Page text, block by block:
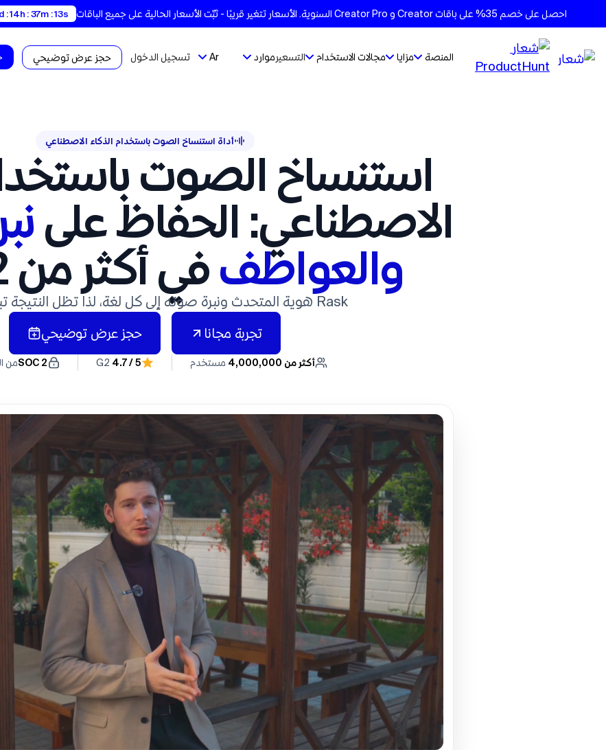
احصل على خصم 35% على باقات Creator و Creator Pro السنوية. الأسعار تتغير قريبًا - ثبِّت الأسعار الحالية على جميع الباقات : 14h : 37m : 12s
المنصة مزايا مجالات الاستخدام التسعيرموارد Ar تسجيل الدخول حجز عرض توضيحي
أداة استنساخ الصوت باستخدام الذكاء الاصطناعي
استنساخ الصوت باستخدام الذكاء
الاصطناعي: الحفاظ على
والعواطف في أكثر من 32 لغة
Rask هوية المتحدث ونبرة صوته إلى كل لغة، لذا تظل النتيجة تبدو أصيلة.
تجربة مجانا حجز عرض توضيحي
أكثر من 4,000,000 مستخدم G2 4.7 / 5
SOC 2من